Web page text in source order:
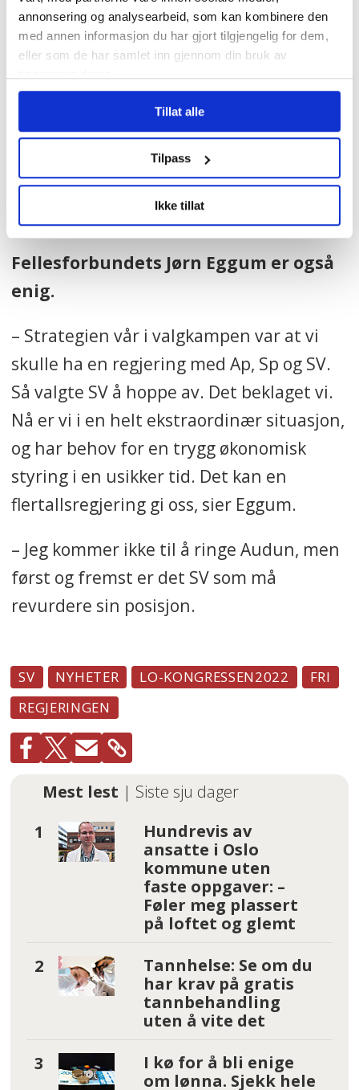
annonsering og analysearbeid, som kan kombinere den
med annen informasjon du har gjort tilgjengelig for dem,
eller som de har samlet inn gjennom din bruk av
Tillat alle
Tilpass
Ikke tillat
ha ingen ende. Vi trenger en stabil
politikk, og hvis SV kunne komme inn i
leder.
– Hva må til for at det skal skje?
– Først og fremst må SV ønske det. Alle
tre må jo ønske det.
Fellesforbundets Jørn Eggum er også
enig.
– Strategien vår i valgkampen var at vi
skulle ha en regjering med Ap, Sp og SV.
Så valgte SV å hoppe av. Det beklaget vi.
Nå er vi i en helt ekstraordinær situasjon,
og har behov for en trygg økonomisk
styring i en usikker tid. Det kan en
flertallsregjering gi oss, sier Eggum.
– Jeg kommer ikke til å ringe Audun, men
først og fremst er det SV som må
revurdere sin posisjon.
SV NYHETER LO-KONGRESSEN2022
FRI
REGJERINGEN
Mest lest | Siste sju dager
Hundrevis av
ansatte i Oslo
kommune uten
faste oppgaver: –
Føler meg plassert
på loftet og glemt
Tannhelse: Se om du
har krav på gratis
tannbehandling
uten å vite det
I kø for å bli enige
om lønna. Sjekk hele